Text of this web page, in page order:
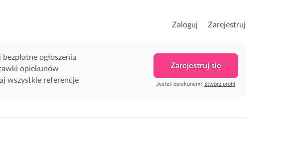
Zaloguj Zarejestruj
ogłoszenia
opiekunów
wszystkie referencje
Zarejestruj się
Jesteś opiekunem? Stwórz profil